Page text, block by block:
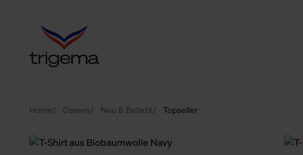
Home Damen Neu & Beliebt Topseller